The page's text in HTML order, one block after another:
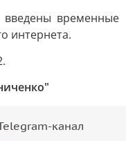
введены временные
интернета.
канал